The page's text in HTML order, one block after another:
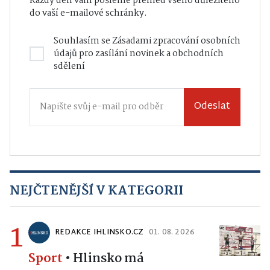
do vaší e-mailové schránky.
Souhlasím seZásadami zpracování osobních
údajůpro zasílání novinek a obchodních
sdělení
Odeslat
NEJČTENĚJŠÍ V KATEGORII
1 REDAKCE IHLINSKO.CZ 01. 08. 2026
Sport • Hlinsko má